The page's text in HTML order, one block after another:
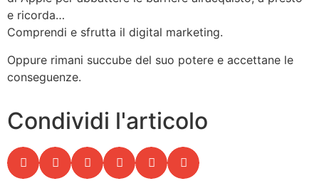
e ricorda…
Comprendi e sfrutta il digital marketing.
Oppure rimani succube del suo potere e accettane le
conseguenze.
Condividi l'articolo